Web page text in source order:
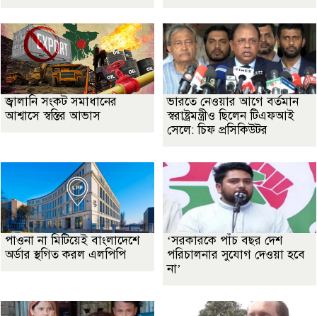
জ্বালানি সংকট সমাধানের
আশ্বাসে স্বস্তির আভাস
ভারতে নেওয়ার আগে বর্তমান
স্বরাষ্ট্রমন্ত্রীও ছিলেন টিএফআই
সেলে: চিফ প্রসিকিউটর
পাওনা না মিটিয়েই বাংলাদেশে
অর্ডার স্থগিত করল এলপিপি
‘সরকারকে পাঁচ বছর দেশ
পরিচালনার সুযোগ দেওয়া হবে
না’